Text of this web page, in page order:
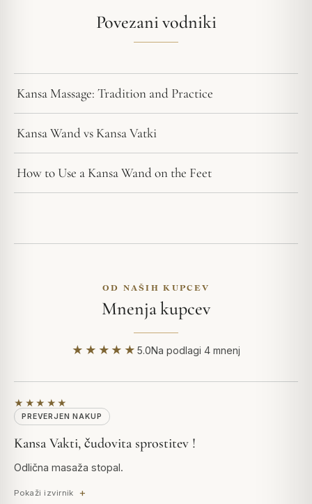
Povezani vodniki
Kansa Massage: Tradition and Practice
Kansa Wand vs Kansa Vatki
How to Use a Kansa Wand on the Feet
OD NAŠIH KUPCEV
Mnenja kupcev
★★★★★5.0Na podlagi 4 mnenj
★★★★★
PREVERJEN NAKUP
Kansa Vakti, čudovita sprostitev !
Odlična masaža stopal.
Pokaži izvirnik